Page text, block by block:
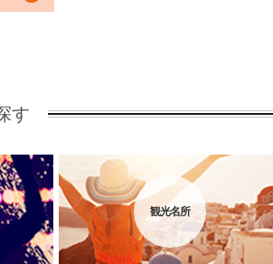
店をご
す
観光名所